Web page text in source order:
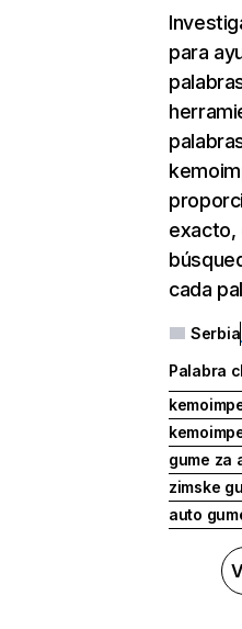
para
exacto,
cada
Serbia
Palabra
gume za
zimske
auto